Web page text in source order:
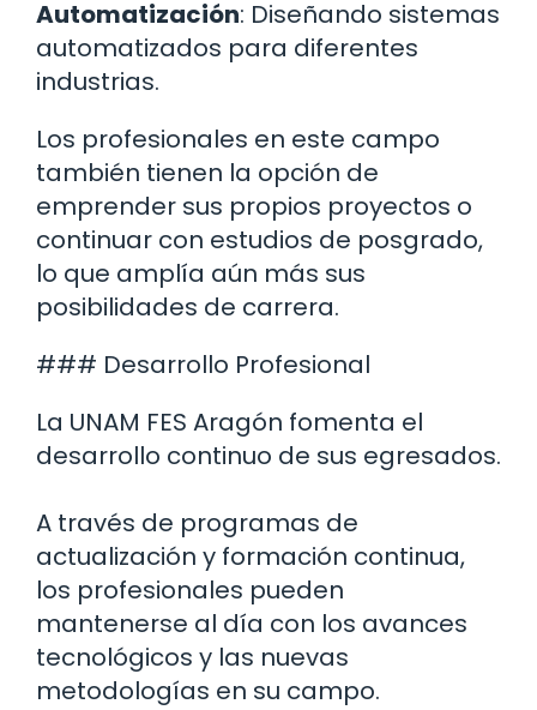
Automatización: Diseñando sistemas
automatizados para diferentes
industrias.
Los profesionales en este campo
también tienen la opción de
emprender sus propios proyectos o
continuar con estudios de posgrado,
lo que amplía aún más sus
posibilidades de carrera.
### Desarrollo Profesional
La UNAM FES Aragón fomenta el
desarrollo continuo de sus egresados.
A través de programas de
actualización y formación continua,
los profesionales pueden
mantenerse al día con los avances
tecnológicos y las nuevas
metodologías en su campo.